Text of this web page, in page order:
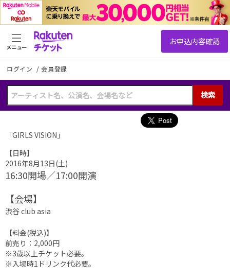
ログイン /会員登録
検索
メニュー
「GIRLS VISION」
【日時】
2016年8月13日(土)
16:30開場／17:00開演
【会場】
渋谷 club asia
【料金(税込)】
前売り：2,000円
※3歳以上チケット必要。
※入場時1ドリンク代必要。